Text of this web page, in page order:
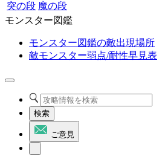
突の段 魔の段
モンスター図鑑
モンスター図鑑の敵出現場所
敵モンスター弱点/耐性早見表
検索
ご意見